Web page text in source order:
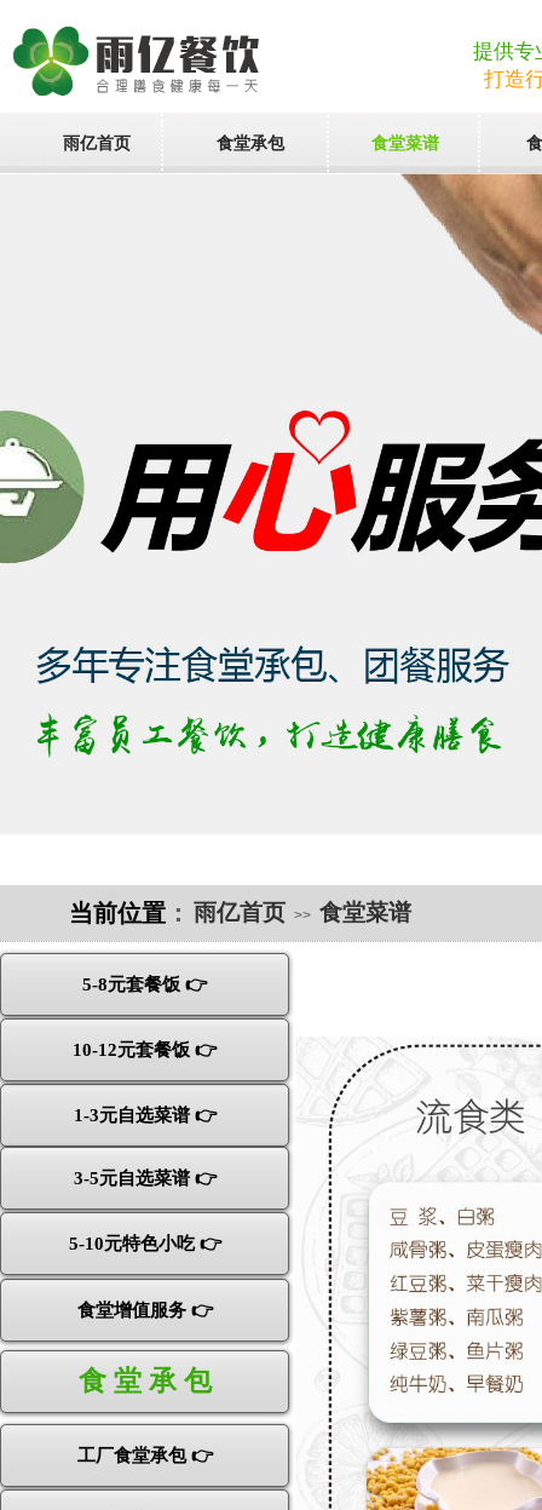
当前位置 ：
提供专
打造
雨亿首页 食堂承包 食堂菜谱
雨亿首页 >> 食堂菜谱
5-8元套餐饭 👉
10-12元套餐饭 👉
1-3元自选菜谱 👉
3-5元自选菜谱 👉
5-10元特色小吃 👉
食堂增值服务 👉
食 堂 承 包
工厂食堂承包 👉